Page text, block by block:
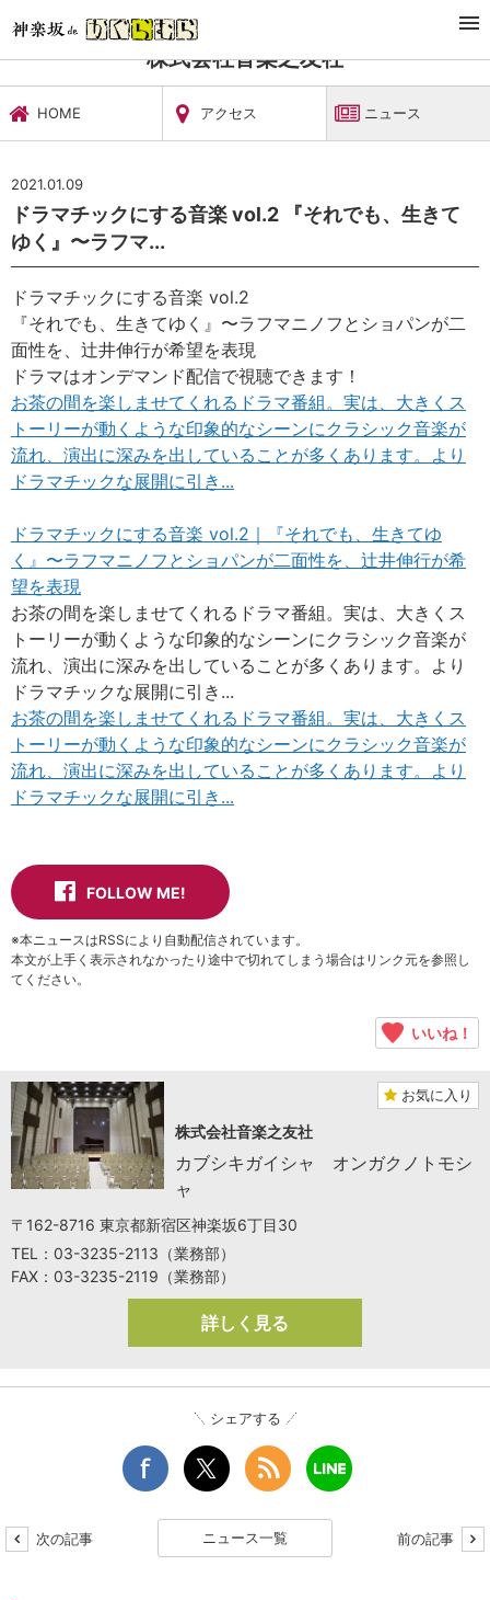
文化施設・ギャラリー
株式会社音楽之友社
HOME アクセス ニュース
2021.01.09
ドラマチックにする音楽 vol.2 『それでも、生きて
ゆく』〜ラフマ...
ドラマチックにする音楽 vol.2
『それでも、生きてゆく』〜ラフマニノフとショパンが二
面性を、辻井伸行が希望を表現
ドラマはオンデマンド配信で視聴できます！
お茶の間を楽しませてくれるドラマ番組。実は、大きくス
トーリーが動くような印象的なシーンにクラシック音楽が
流れ、演出に深みを出していることが多くあります。より
ドラマチックな展開に引き...
ドラマチックにする音楽 vol.2｜『それでも、生きてゆ
く』〜ラフマニノフとショパンが二面性を、辻井伸行が希
望を表現
お茶の間を楽しませてくれるドラマ番組。実は、大きくス
トーリーが動くような印象的なシーンにクラシック音楽が
流れ、演出に深みを出していることが多くあります。より
ドラマチックな展開に引き...
お茶の間を楽しませてくれるドラマ番組。実は、大きくス
トーリーが動くような印象的なシーンにクラシック音楽が
流れ、演出に深みを出していることが多くあります。より
ドラマチックな展開に引き...
FOLLOW ME!
※本ニュースはRSSにより自動配信されています。
本文が上手く表示されなかったり途中で切れてしまう場合はリンク元を参照し
てください。
いいね！
お気に入り
株式会社音楽之友社
カブシキガイシャ オンガクノトモシ
ャ
〒162-8716 東京都新宿区神楽坂6丁目30
TEL：03-3235-2113（業務部）
FAX：03-3235-2119（業務部）
詳しく見る
シェアする
次の記事 ニュース一覧 前の記事